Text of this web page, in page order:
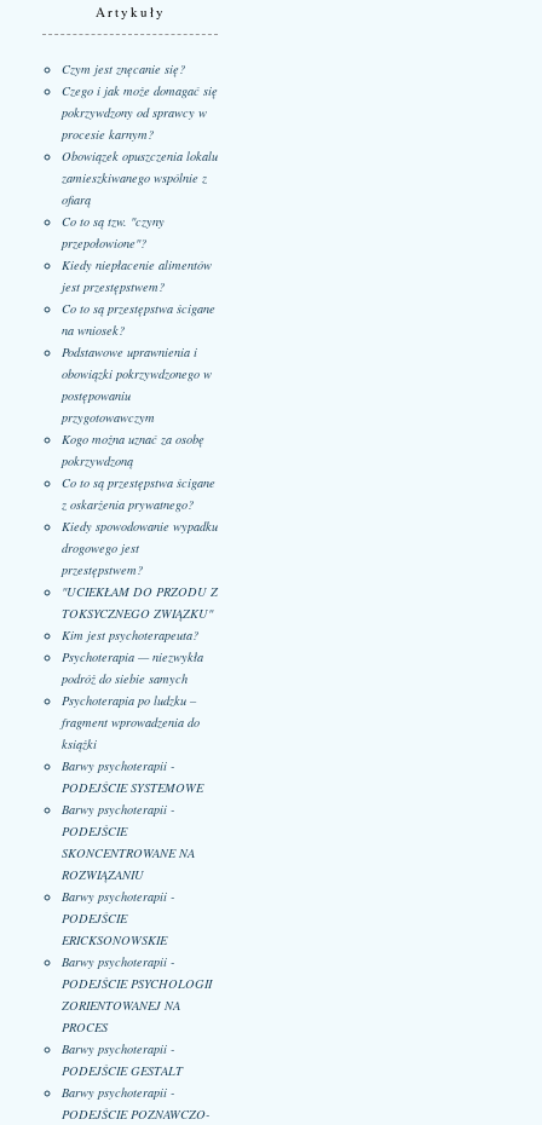
Artykuły
Czym jest znęcanie się?
Czego i jak może domagać się
pokrzywdzony od sprawcy w
procesie karnym?
Obowiązek opuszczenia lokalu
zamieszkiwanego wspólnie z
ofiarą
Co to są tzw. "czyny
przepołowione"?
Kiedy niepłacenie alimentów
jest przestępstwem?
Co to są przestępstwa ścigane
na wniosek?
Podstawowe uprawnienia i
obowiązki pokrzywdzonego w
postępowaniu
przygotowawczym
Kogo można uznać za osobę
pokrzywdzoną
Co to są przestępstwa ścigane
z oskarżenia prywatnego?
Kiedy spowodowanie wypadku
drogowego jest
przestępstwem?
"UCIEKŁAM DO PRZODU Z
TOKSYCZNEGO ZWIĄZKU"
Kim jest psychoterapeuta?
Psychoterapia — niezwykła
podróż do siebie samych
Psychoterapia po ludzku –
fragment wprowadzenia do
książki
Barwy psychoterapii -
PODEJŚCIE SYSTEMOWE
Barwy psychoterapii -
PODEJŚCIE
SKONCENTROWANE NA
ROZWIĄZANIU
Barwy psychoterapii -
PODEJŚCIE
ERICKSONOWSKIE
Barwy psychoterapii -
PODEJŚCIE PSYCHOLOGII
ZORIENTOWANEJ NA
PROCES
Barwy psychoterapii -
PODEJŚCIE GESTALT
Barwy psychoterapii -
PODEJŚCIE POZNAWCZO-